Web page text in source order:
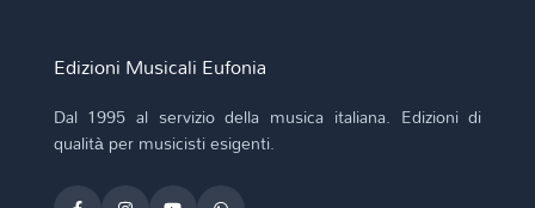
Edizioni Musicali Eufonia
Dal 1995 al servizio della musica italiana. Edizioni di
qualità per musicisti esigenti.